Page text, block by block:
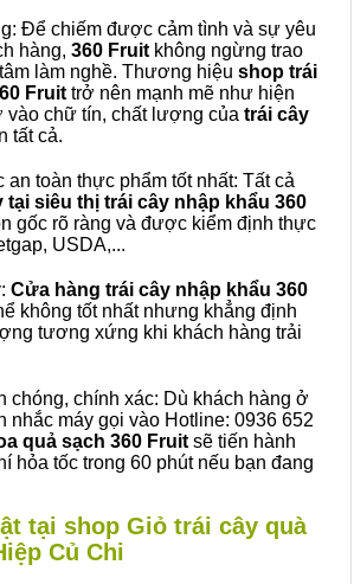
Để chiếm được cảm tình và sự yêu
hàng, 360 Fruit không ngừng trao
làm nghề. Thương hiệu shop trái
Fruit trở nên mạnh mẽ như hiện
vào chữ tín, chất lượng của trái cây
tất cả.
an toàn thực phẩm tốt nhất: Tất cả
tại siêu thị trái cây nhập khẩu 360
gốc rõ ràng và được kiểm định thực
USDA,...
Cửa hàng trái cây nhập khẩu 360
không tốt nhất nhưng khẳng định
tương xứng khi khách hàng trải
chóng, chính xác: Dù khách hàng ở
nhắc máy gọi vào Hotline: 0936 652
quả sạch 360 Fruit sẽ tiến hành
hỏa tốc trong 60 phút nếu bạn đang
tại shop Giỏ trái cây quà
Củ Chi